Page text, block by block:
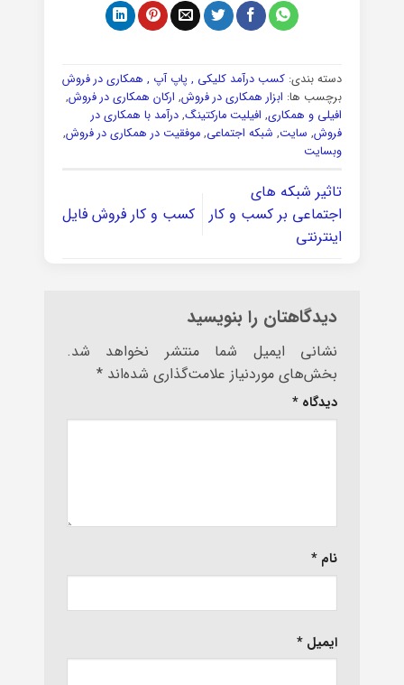
دسته بندی: کسب درآمد کلیکی , پاپ آپ , همکاری در فروش
برچسب ها: ابزار همکاری در فروش, ارکان همکاری در فروش,
افیلی و همکاری, افیلیت مارکتینگ, درآمد با همکاری در
فروش, سایت, شبکه اجتماعی, موفقیت در همکاری در فروش,
وبسایت
تاثیر شبکه های
اجتماعی بر کسب و کار
اینترنتی
کسب و کار فروش فایل
دیدگاهتان را بنویسید
نشانی ایمیل شما منتشر نخواهد شد.
بخش‌های موردنیاز علامت‌گذاری شده‌اند *
دیدگاه *
نام *
ایمیل *